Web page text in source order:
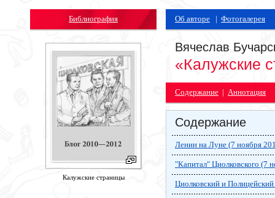
Библиография
Калужские страницы
Об авторе | Фотогалерея
Вячеслав
«Калужские
Содержание | Аннотация
Содержание
Ленин на Луне (7 ноября
"Капитал" Циолковского (7
Циолковский и